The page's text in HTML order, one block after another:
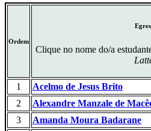
Ordem
Clique no nome do/a
1 Acelmo de Jesus Brito
2
Alexandre Manzale de
3
Amanda Moura Badarane